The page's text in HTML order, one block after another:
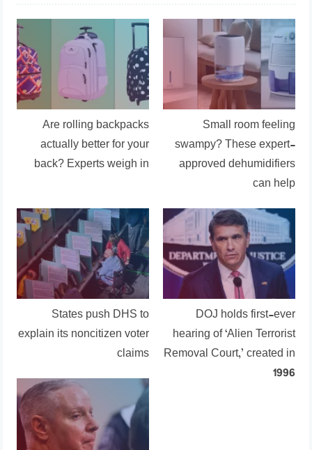
Small room feeling
swampy? These expert-
approved dehumidifiers
can help
Are rolling backpacks
actually better for your
back? Experts weigh in
DOJ holds first-ever
hearing of ‘Alien Terrorist
Removal Court,’ created in
1996
States push DHS to
explain its noncitizen voter
claims